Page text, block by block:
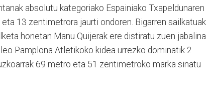
absolutu kategoriako Espainiako Txapeldunaren
13 zentimetrora jaurti ondoren. Bigarren sailkatuak
honetan Manu Quijerak ere distiratu zuen jabalina
Pamplona Atletikoko kidea urrezko dominatik 2
69 metro eta 51 zentimetroko marka sinatu